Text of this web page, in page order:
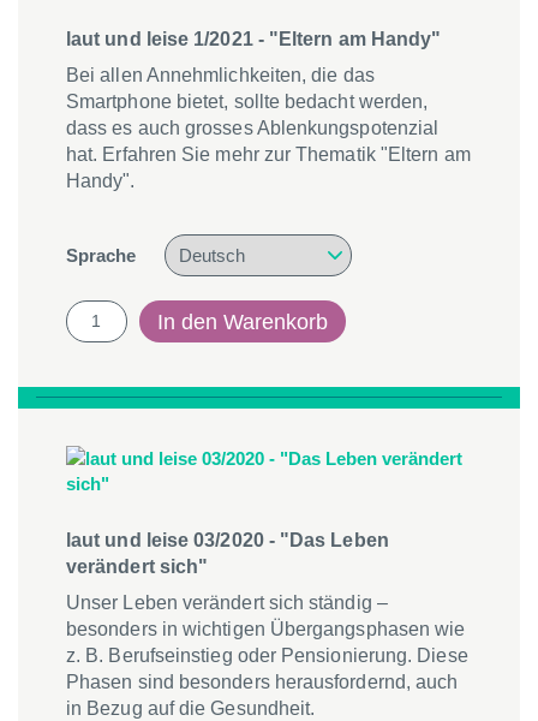
laut und leise 1/2021 - "Eltern am Handy"
Bei allen Annehmlichkeiten, die das
Smartphone bietet, sollte bedacht werden,
dass es auch grosses Ablenkungspotenzial
hat. Erfahren Sie mehr zur Thematik "Eltern am
Handy".
Sprache
laut
und
1/2021
-
am
Handy"
In den Warenkorb
laut und leise 03/2020 - "Das Leben
verändert sich"
Unser Leben verändert sich ständig –
besonders in wichtigen Übergangsphasen wie
z. B. Berufseinstieg oder Pensionierung. Diese
Phasen sind besonders herausfordernd, auch
in Bezug auf die Gesundheit.